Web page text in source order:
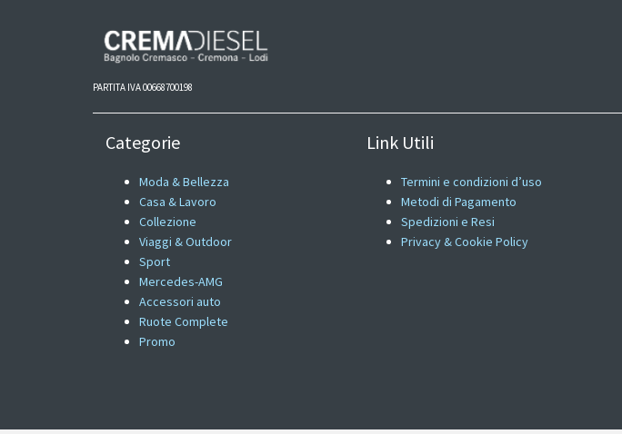
PARTITA IVA 00668700198
Categorie
Moda & Bellezza
Casa & Lavoro
Collezione
Viaggi & Outdoor
Sport
Mercedes-AMG
Accessori auto
Ruote Complete
Promo
Link Utili
Termini e condizioni d’uso
Metodi di Pagamento
Spedizioni e Resi
Privacy & Cookie Policy